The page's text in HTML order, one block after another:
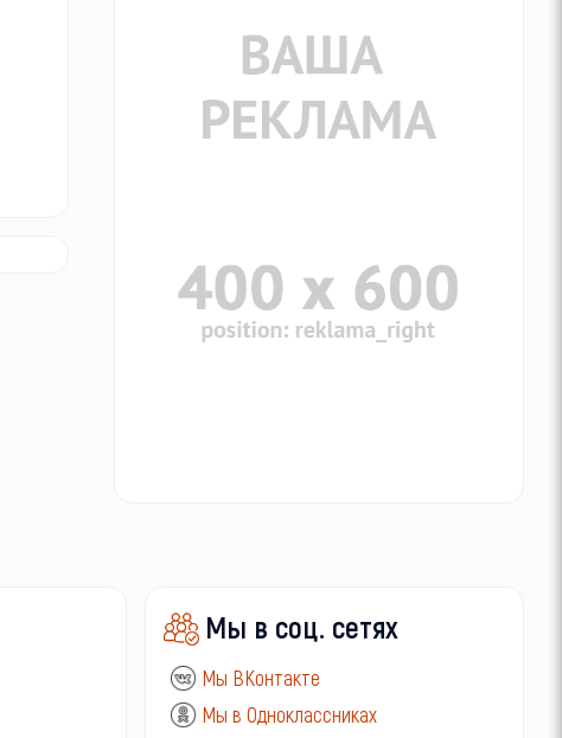
Мы в соц. сетях
Мы ВКонтакте
Мы в Одноклассниках